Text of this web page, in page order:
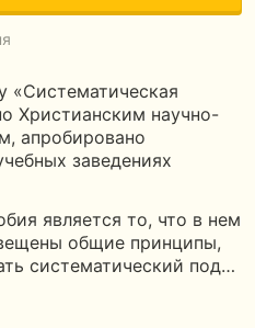
«Систематическая
Христианским научно-
апробировано
заведениях
является то, что в нем
общие принципы,
систематический под…